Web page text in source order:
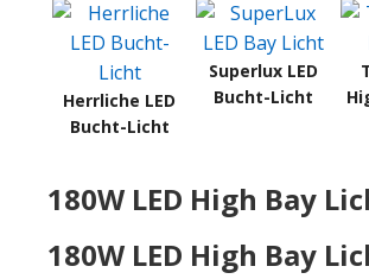
Herrliche LED
Bucht-Licht
Superlux LED
Bucht-Licht
180W LED High Bay
180W LED High Bay